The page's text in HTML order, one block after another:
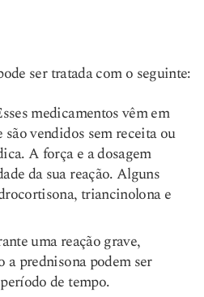
ser tratada com o seguinte:
medicamentos vêm em
são vendidos sem receita ou
A força e a dosagem
da sua reação. Alguns
triancinolona e
uma reação grave,
a prednisona podem ser
de tempo.